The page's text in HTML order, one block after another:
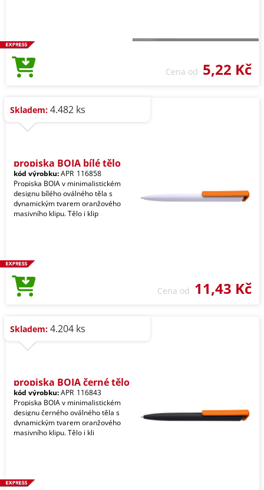
Cena od 5,22 Kč
Skladem: 4.482 ks
propiska BOIA bílé tělo
kód výrobku:APR_116858
Propiska BOIA v minimalistickém
designu bílého oválného těla s
dynamickým tvarem oranžového
masivního klipu. Tělo i klip
Cena od 11,43 Kč
Skladem: 4.204 ks
propiska BOIA černé tělo
kód výrobku:APR_116843
Propiska BOIA v minimalistickém
designu černého oválného těla s
dynamickým tvarem oranžového
masivního klipu. Tělo i kli